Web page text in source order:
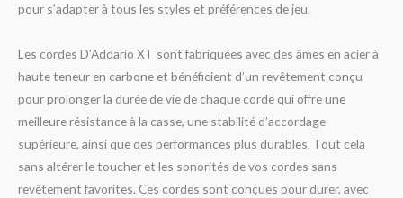
pour s’adapter à tous les styles et préférences de jeu.
Les cordes D’Addario XT sont fabriquées avec des âmes en acier à
haute teneur en carbone et bénéficient d’un revêtement conçu
pour prolonger la durée de vie de chaque corde qui offre une
meilleure résistance à la casse, une stabilité d’accordage
supérieure, ainsi que des performances plus durables. Tout cela
sans altérer le toucher et les sonorités de vos cordes sans
revêtement favorites. Ces cordes sont conçues pour durer, avec